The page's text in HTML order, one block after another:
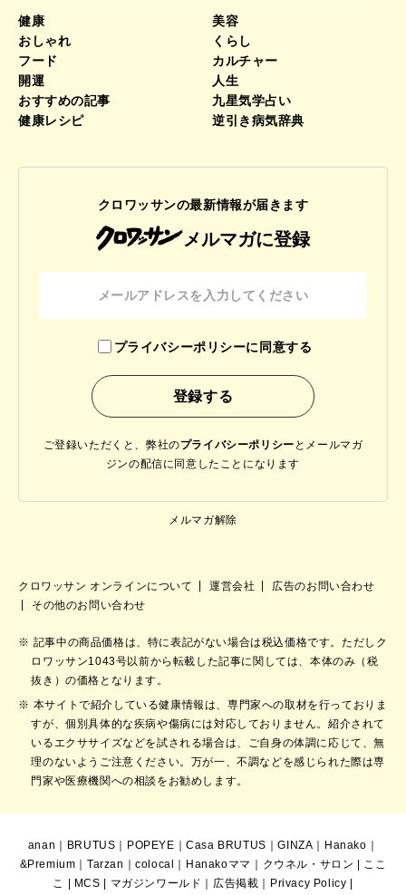
健康
美容
おしゃれ
くらし
フード
カルチャー
開運
人生
おすすめの記事
九星気学占い
健康レシピ
逆引き病気辞典
クロワッサンの最新情報が届きます
メルマガに登録
プライバシーポリシーに同意する
ご登録いただくと、弊社のプライバシーポリシー と メールマガ
ジンの配信に同意したことになります
メルマガ解除
クロワッサン オンラインについて 運営会社
広告のお問い合わせ
その他のお問い合わせ
記事中の商品価格は、特に表記がない場合は税込価格です。ただしク
ロワッサン1043号以前から転載した記事に関しては、本体のみ（税
抜き）の価格となります。
本サイトで紹介している健康情報は、専門家への取材を行っておりま
すが、個別具体的な疾病や傷病には対応しておりません。紹介されて
いるエクササイズなどを試される場合は、ご自身の体調に応じて、無
理のないようご注意ください。万が一、不調などを感じられた際は専
門家や医療機関への相談をお勧めします。
anan BRUTUS POPEYE ｜Casa BRUTUS ｜GINZA Hanako
&Premium ｜Tarzan ｜colocal Hanakoママ クウネル・サロン
ここ
こ
MCS マガジンワールド 広告掲載 Privacy Policy